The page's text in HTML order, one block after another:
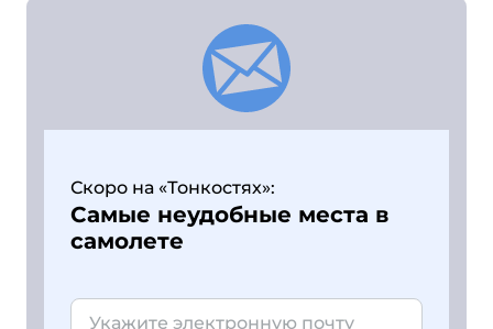
Скоро на «Тонкостях»:
Самые неудобные места в
самолете